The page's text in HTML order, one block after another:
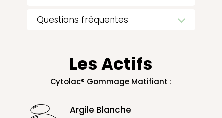
Questions fréquentes
Les Actifs
Cytolac® Gommage Matifiant :
Argile Blanche